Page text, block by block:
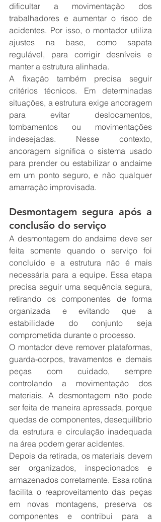
dificultar a movimentação dos
trabalhadores e aumentar o risco de
acidentes. Por isso, o montador utiliza
ajustes na base, como sapata
regulável, para corrigir desníveis e
manter a estrutura alinhada.
A fixação também precisa seguir
critérios técnicos. Em determinadas
situações, a estrutura exige ancoragem
para evitar deslocamentos,
tombamentos ou movimentações
indesejadas. Nesse contexto,
ancoragem significa o sistema usado
para prender ou estabilizar o andaime
em um ponto seguro, e não qualquer
amarração improvisada.
Desmontagem segura após a
conclusão do serviço
A desmontagem do andaime deve ser
feita somente quando o serviço foi
concluído e a estrutura não é mais
necessária para a equipe. Essa etapa
precisa seguir uma sequência segura,
retirando os componentes de forma
organizada e evitando que a
estabilidade do conjunto seja
comprometida durante o processo.
O montador deve remover plataformas,
guarda-corpos, travamentos e demais
peças com cuidado, sempre
controlando a movimentação dos
materiais. A desmontagem não pode
ser feita de maneira apressada, porque
quedas de componentes, desequilíbrio
da estrutura e circulação inadequada
na área podem gerar acidentes.
Depois da retirada, os materiais devem
ser organizados, inspecionados e
armazenados corretamente. Essa rotina
facilita o reaproveitamento das peças
em novas montagens, preserva os
componentes e contribui para a